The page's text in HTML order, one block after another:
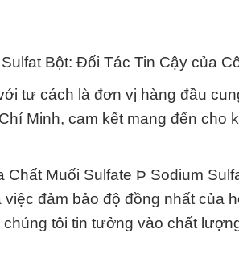
Bột: Đối Tác Tin Cậy của
tư cách là đơn vị hàng đầu
Minh, cam kết mang đến
Muối Sulfate Þ Sodium
đảm bảo độ đồng nhất của
tôi tin tưởng vào chất